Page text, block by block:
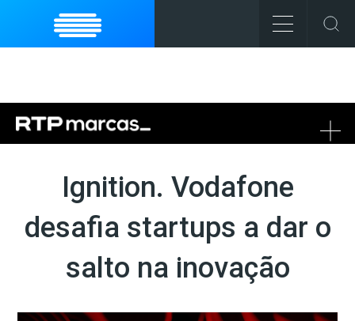
Ignition. Vodafone
desafia startups a dar o
salto na inovação